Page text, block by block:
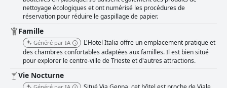
nettoyage écologiques et ont numérisé les procédures de
réservation pour réduire le gaspillage de papier.
Famille
Généré par IA
L'Hotel Italia offre un emplacement pratique et
des chambres confortables adaptées aux familles. Il est bien situé
pour explorer le centre-ville de Trieste et d'autres attractions.
Vie Nocturne